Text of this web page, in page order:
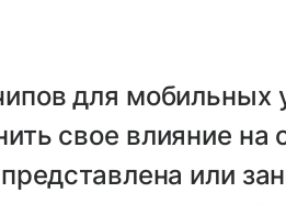
для мобильных
свое влияние на
или